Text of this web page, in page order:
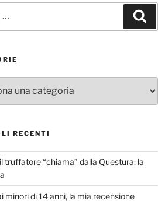
RECENTI
truffatore “chiama” dalla Questura: la
minori di 14 anni, la mia recensione